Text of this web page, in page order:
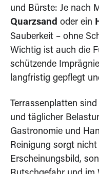
und Bürste: Je nach
Quarzsand oder ein
Sauberkeit – ohne
Wichtig ist auch die
schützende
langfristig gepflegt
Terrassenplatten
und täglicher
Gastronomie und
Reinigung sorgt
Erscheinungsbild,